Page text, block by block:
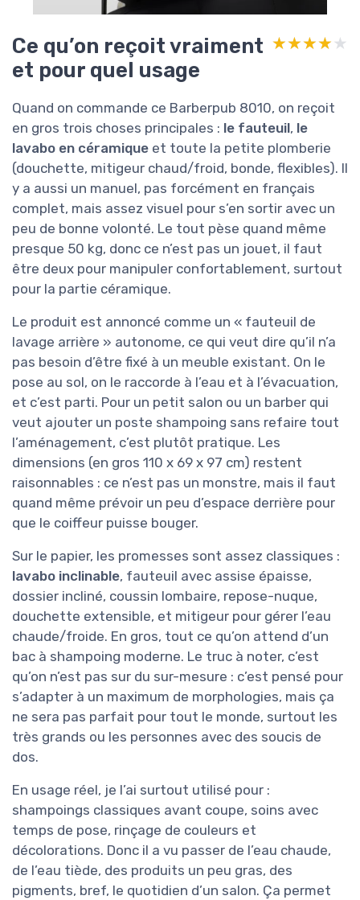
Ce qu’on reçoit vraiment
et pour quel usage
★★★★★
★★★★★
Quand on commande ce Barberpub 8010, on reçoit
en gros trois choses principales : le fauteuil, le
lavabo en céramique et toute la petite plomberie
(douchette, mitigeur chaud/froid, bonde, flexibles). Il
y a aussi un manuel, pas forcément en français
complet, mais assez visuel pour s’en sortir avec un
peu de bonne volonté. Le tout pèse quand même
presque 50 kg, donc ce n’est pas un jouet, il faut
être deux pour manipuler confortablement, surtout
pour la partie céramique.
Le produit est annoncé comme un « fauteuil de
lavage arrière » autonome, ce qui veut dire qu’il n’a
pas besoin d’être fixé à un meuble existant. On le
pose au sol, on le raccorde à l’eau et à l’évacuation,
et c’est parti. Pour un petit salon ou un barber qui
veut ajouter un poste shampoing sans refaire tout
l’aménagement, c’est plutôt pratique. Les
dimensions (en gros 110 x 69 x 97 cm) restent
raisonnables : ce n’est pas un monstre, mais il faut
quand même prévoir un peu d’espace derrière pour
que le coiffeur puisse bouger.
Sur le papier, les promesses sont assez classiques :
lavabo inclinable, fauteuil avec assise épaisse,
dossier incliné, coussin lombaire, repose-nuque,
douchette extensible, et mitigeur pour gérer l’eau
chaude/froide. En gros, tout ce qu’on attend d’un
bac à shampoing moderne. Le truc à noter, c’est
qu’on n’est pas sur du sur-mesure : c’est pensé pour
s’adapter à un maximum de morphologies, mais ça
ne sera pas parfait pour tout le monde, surtout les
très grands ou les personnes avec des soucis de
dos.
En usage réel, je l’ai surtout utilisé pour :
shampoings classiques avant coupe, soins avec
temps de pose, rinçage de couleurs et
décolorations. Donc il a vu passer de l’eau chaude,
de l’eau tiède, des produits un peu gras, des
pigments, bref, le quotidien d’un salon. Ça permet